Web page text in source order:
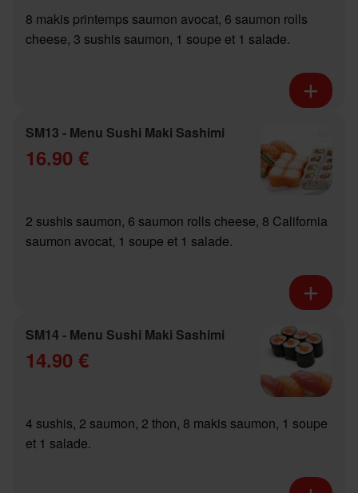
8 makis printemps saumon avocat, 6 saumon rolls
cheese, 3 sushis saumon, 1 soupe et 1 salade.
SM13 - Menu Sushi Maki Sashimi
16.90 €
2 sushis saumon, 6 saumon rolls cheese, 8 California
saumon avocat, 1 soupe et 1 salade.
SM14 - Menu Sushi Maki Sashimi
14.90 €
4 sushis, 2 saumon, 2 thon, 8 makis saumon, 1 soupe
et 1 salade.